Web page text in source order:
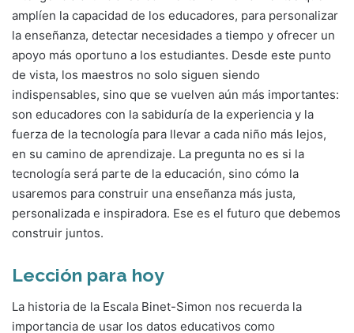
amplíen la capacidad de los educadores, para personalizar
la enseñanza, detectar necesidades a tiempo y ofrecer un
apoyo más oportuno a los estudiantes. Desde este punto
de vista, los maestros no solo siguen siendo
indispensables, sino que se vuelven aún más importantes:
son educadores con la sabiduría de la experiencia y la
fuerza de la tecnología para llevar a cada niño más lejos,
en su camino de aprendizaje. La pregunta no es si la
tecnología será parte de la educación, sino cómo la
usaremos para construir una enseñanza más justa,
personalizada e inspiradora. Ese es el futuro que debemos
construir juntos.
Lección para hoy
La historia de la Escala Binet-Simon nos recuerda la
importancia de usar los datos educativos como